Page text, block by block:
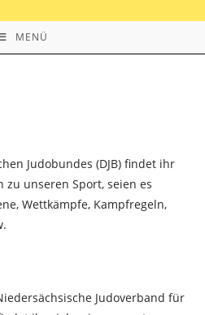
MENÜ
Judobundes (DJB) findet ihr
unseren Sport, seien es
Wettkämpfe, Kampfregeln,
Judoverband für